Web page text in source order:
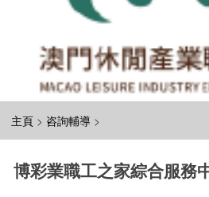
主頁 > 咨詢輔導 >
博彩業職工之家綜合服務